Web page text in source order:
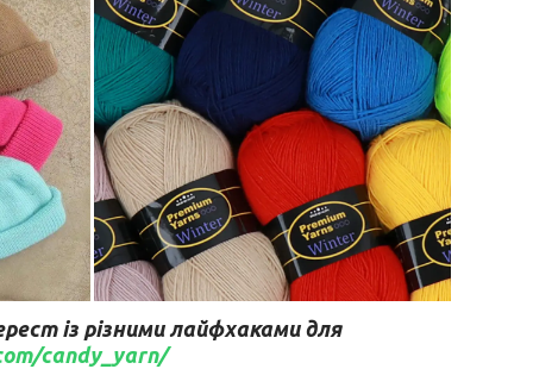
із різними лайфхаками для
candy_yarn/